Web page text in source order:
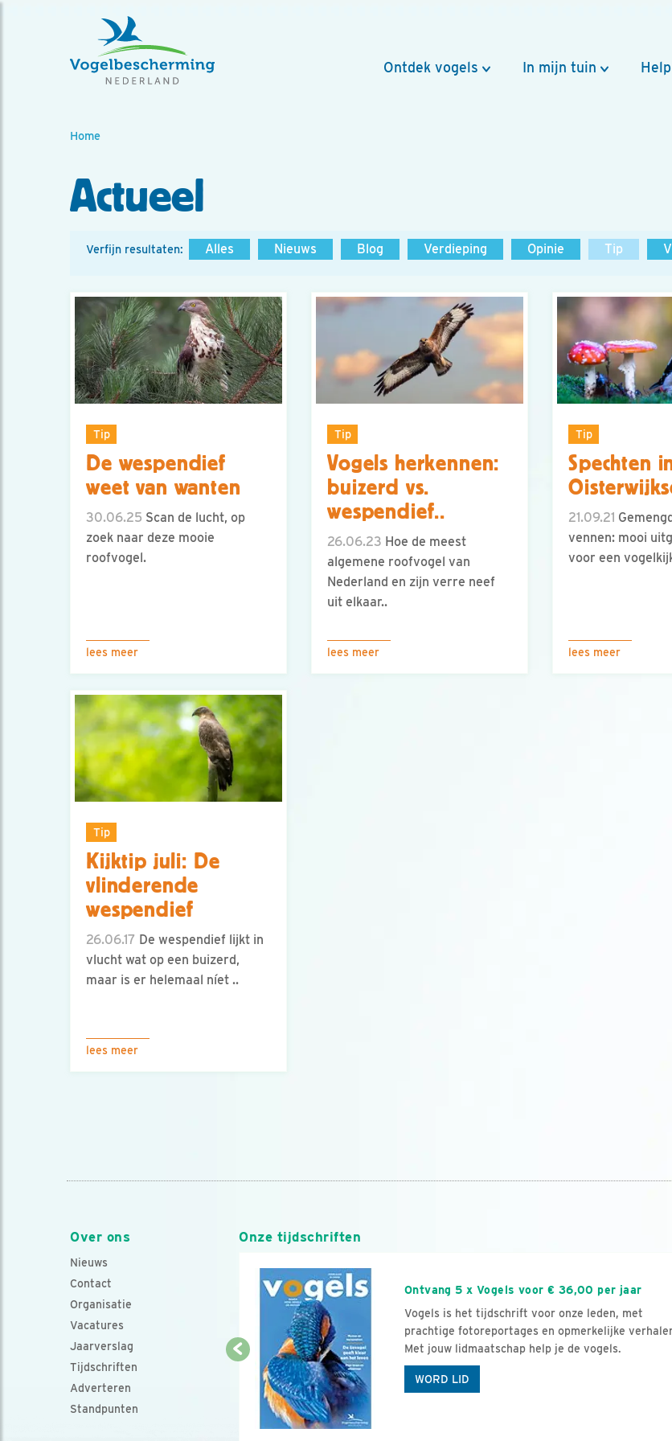
Ontdek vogels In mijn tuin
Home
Actueel
Verfijn resultaten: Alles Nieuws Blog Verdieping Opinie Tip
Tip
De wespendief
weet van wanten
30.06.25 Scan de lucht, op
zoek naar deze mooie
roofvogel.
lees meer
Tip
Vogels herkennen:
buizerd vs.
wespendief..
26.06.23 Hoe de meest
algemene roofvogel van
Nederland en zijn verre neef
uit elkaar..
lees meer
Tip
Spechten
21.09.21
vennen: mooi
voor een
lees meer
Tip
Kijktip juli: De
vlinderende
wespendief
26.06.17 De wespendief lijkt in
vlucht wat op een buizerd,
maar is er helemaal níet ..
lees meer
Over ons
Nieuws
Contact
Organisatie
Vacatures
Jaarverslag
Tijdschriften
Adverteren
Standpunten
Onze tijdschriften
Ontvang 5 x Vogels voor € 36,00 per jaar
Vogels is het tijdschrift voor onze leden, met
prachtige fotoreportages en opmerkelijke
Met jouw lidmaatschap help je de vogels.
WORD LID